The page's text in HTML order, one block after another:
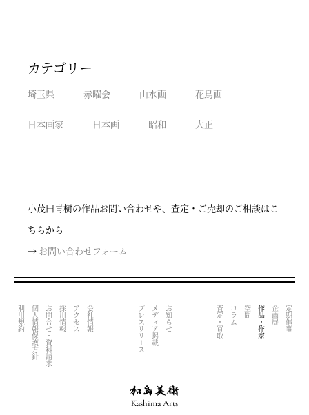
カテゴリー
埼玉県 赤曜会 山水画 花鳥画
日本画家 日本画 昭和 大正
小茂田青樹の作品お問い合わせや、査定・ご売却のご相談はこ
ちらから
→ お問い合わせフォーム
定期催事
企画展
作品・作家
空間
コラム
査定・買取
お知らせ
メディア掲載
プレスリリース
会社情報
アクセス
採用情報
お問合せ・資料請求
個人情報保護方針
利用規約
Kashima Arts